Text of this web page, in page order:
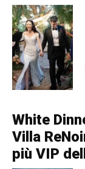
White
Villa
più VIP